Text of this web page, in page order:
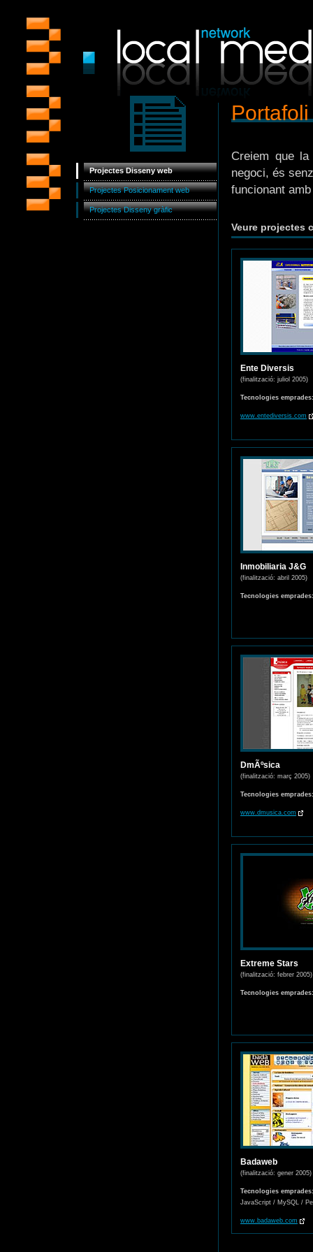
Projectes Disseny web
Projectes Posicionament web
Projectes Disseny gràfic
Portafoli
Creiem que
negoci, és
funcionant
Veure projectes
Ente Diversis
(finalització: juliol 2005)
Tecnologies emprades:
www.entediversis.com
Inmobiliaria J&G
(finalització: abril 2005)
Tecnologies emprades:
DmÃºsica
(finalització: març 2005)
Tecnologies emprades:
www.dmusica.com
Extreme Stars
(finalització: febrer 2005)
Tecnologies emprades:
Badaweb
(finalització: gener 2005)
Tecnologies emprades:
JavaScript / MySQL /
www.badaweb.com